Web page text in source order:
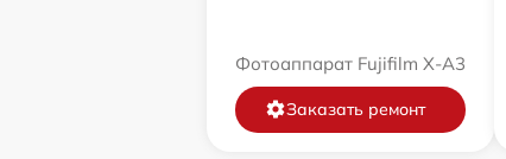
Фотоаппарат Fujifilm X-A3
Заказать ремонт